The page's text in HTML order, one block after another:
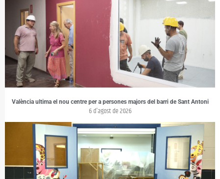
València ultima el nou centre per a persones majors del barri de Sant Antoni
6 d'agost de 2026